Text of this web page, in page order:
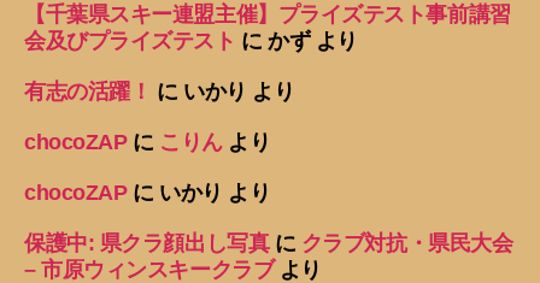
【千葉県スキー連盟主催】プライズテスト事前講習
会及びプライズテスト にかずより
有志の活躍！ に いかり より
chocoZAPに こりんより
chocoZAPに いかり より
保護中: 県クラ顔出し写真に クラブ対抗・県民大会
– 市原ウィンスキークラブより